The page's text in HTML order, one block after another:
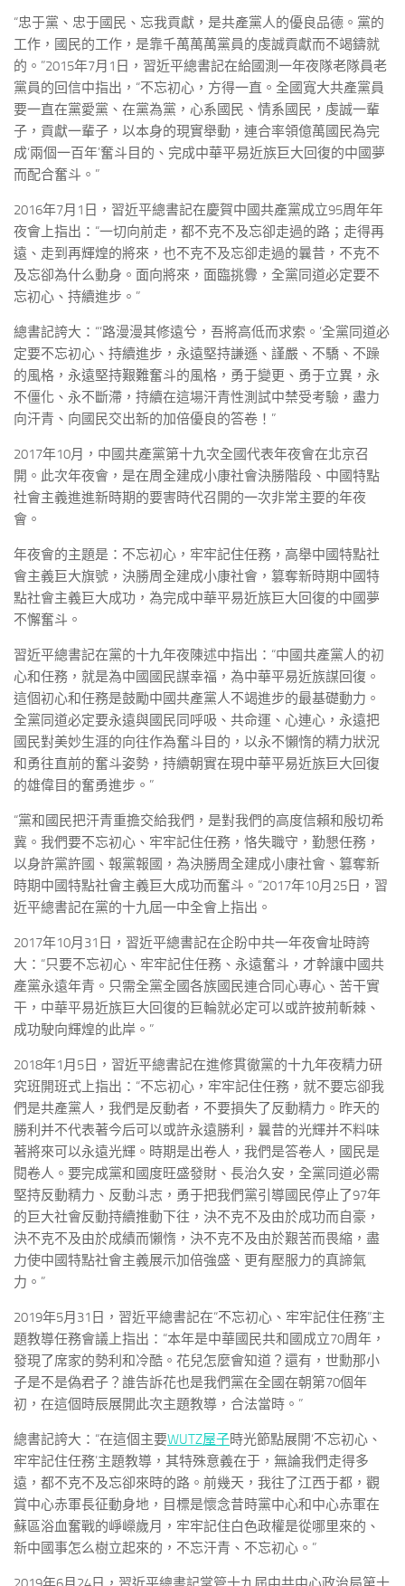
“忠于黨、忠于國民、忘我貢獻，是共產黨人的優良品德。黨的
工作，國民的工作，是靠千萬萬萬黨員的虔誠貢獻而不竭鑄就
的。”2015年7月1日，習近平總書記在給國測一年夜隊老隊員老
黨員的回信中指出，“不忘初心，方得一直。全國寬大共產黨員
要一直在黨愛黨、在黨為黨，心系國民、情系國民，虔誠一輩
子，貢獻一輩子，以本身的現實舉動，連合率領億萬國民為完
成‘兩個一百年’奮斗目的、完成中華平易近族巨大回復的中國夢
而配合奮斗。”
2016年7月1日，習近平總書記在慶賀中國共產黨成立95周年年
夜會上指出：“一切向前走，都不克不及忘卻走過的路；走得再
遠、走到再輝煌的將來，也不克不及忘卻走過的曩昔，不克不
及忘卻為什么動身。面向將來，面臨挑釁，全黨同道必定要不
忘初心、持續進步。”
總書記誇大：“‘路漫漫其修遠兮，吾將高低而求索。’全黨同道必
定要不忘初心、持續進步，永遠堅持謙遜、謹嚴、不驕、不躁
的風格，永遠堅持艱難奮斗的風格，勇于變更、勇于立異，永
不僵化、永不斷滯，持續在這場汗青性測試中禁受考驗，盡力
向汗青、向國民交出新的加倍優良的答卷！”
2017年10月，中國共產黨第十九次全國代表年夜會在北京召
開。此次年夜會，是在周全建成小康社會決勝階段、中國特點
社會主義進進新時期的要害時代召開的一次非常主要的年夜
會。
年夜會的主題是：不忘初心，牢牢記住任務，高舉中國特點社
會主義巨大旗號，決勝周全建成小康社會，篡奪新時期中國特
點社會主義巨大成功，為完成中華平易近族巨大回復的中國夢
不懈奮斗。
習近平總書記在黨的十九年夜陳述中指出：“中國共產黨人的初
心和任務，就是為中國國民謀幸福，為中華平易近族謀回復。
這個初心和任務是鼓勵中國共產黨人不竭進步的最基礎動力。
全黨同道必定要永遠與國民同呼吸、共命運、心連心，永遠把
國民對美妙生涯的向往作為奮斗目的，以永不懶惰的精力狀況
和勇往直前的奮斗姿勢，持續朝實在現中華平易近族巨大回復
的雄偉目的奮勇進步。”
“黨和國民把汗青重擔交給我們，是對我們的高度信賴和殷切希
冀。我們要不忘初心、牢牢記住任務，恪失職守，勤懇任務，
以身許黨許國、報黨報國，為決勝周全建成小康社會、篡奪新
時期中國特點社會主義巨大成功而奮斗。”2017年10月25日，習
近平總書記在黨的十九屆一中全會上指出。
2017年10月31日，習近平總書記在企盼中共一年夜會址時誇
大：“只要不忘初心、牢牢記住任務、永遠奮斗，才幹讓中國共
產黨永遠年青。只需全黨全國各族國民連合同心專心、苦干實
干，中華平易近族巨大回復的巨輪就必定可以或許披荊斬棘、
成功駛向輝煌的此岸。”
2018年1月5日，習近平總書記在進修貫徹黨的十九年夜精力研
究班開班式上指出：“不忘初心，牢牢記住任務，就不要忘卻我
們是共產黨人，我們是反動者，不要損失了反動精力。昨天的
勝利并不代表著今后可以或許永遠勝利，曩昔的光輝并不料味
著將來可以永遠光輝。時期是出卷人，我們是答卷人，國民是
閱卷人。要完成黨和國度旺盛發財、長治久安，全黨同道必需
堅持反動精力、反動斗志，勇于把我們黨引導國民停止了97年
的巨大社會反動持續推動下往，決不克不及由於成功而自豪，
決不克不及由於成績而懶惰，決不克不及由於艱苦而畏縮，盡
力使中國特點社會主義展示加倍強盛、更有壓服力的真諦氣
力。”
2019年5月31日，習近平總書記在“不忘初心、牢牢記住任務”主
題教導任務會議上指出：“本年是中華國民共和國成立70周年，
發現了席家的勢利和冷酷。花兒怎麼會知道？還有，世勳那小
子是不是偽君子？誰告訴花也是我們黨在全國在朝第70個年
初，在這個時辰展開此次主題教導，合法當時。”
總書記誇大：“在這個主要WUTZ屋子時光節點展開‘不忘初心、
牢牢記住任務’主題教導，其特殊意義在于，無論我們走得多
遠，都不克不及忘卻來時的路。前幾天，我往了江西于都，觀
賞中心赤軍長征動身地，目標是懷念昔時黨中心和中心赤軍在
蘇區浴血奮戰的崢嶸歲月，牢牢記住白色政權是從哪里來的、
新中國事怎么樹立起來的，不忘汗青、不忘初心。”